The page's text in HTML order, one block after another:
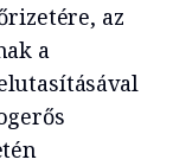
az
a